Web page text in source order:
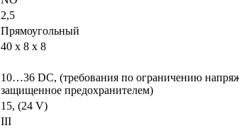
2,5
Прямоугольный
40 x 8 x 8
10…36 DC, (требования по ограничению
защищенное предохранителем)
15, (24 V)
III